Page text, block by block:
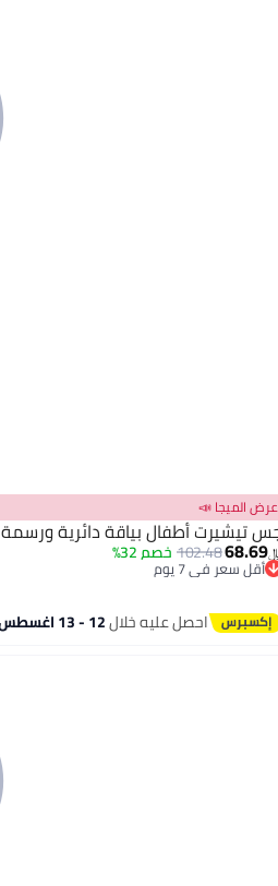
عرض الميجا 📣
تيشيرت أطفال بياقة دائرية ورسمة
68.69
102.48خصم 32%
أقل سعر في 7 يوم
بتخلّص بسرعة
احصل عليه خلال12 - 13 اغسطس